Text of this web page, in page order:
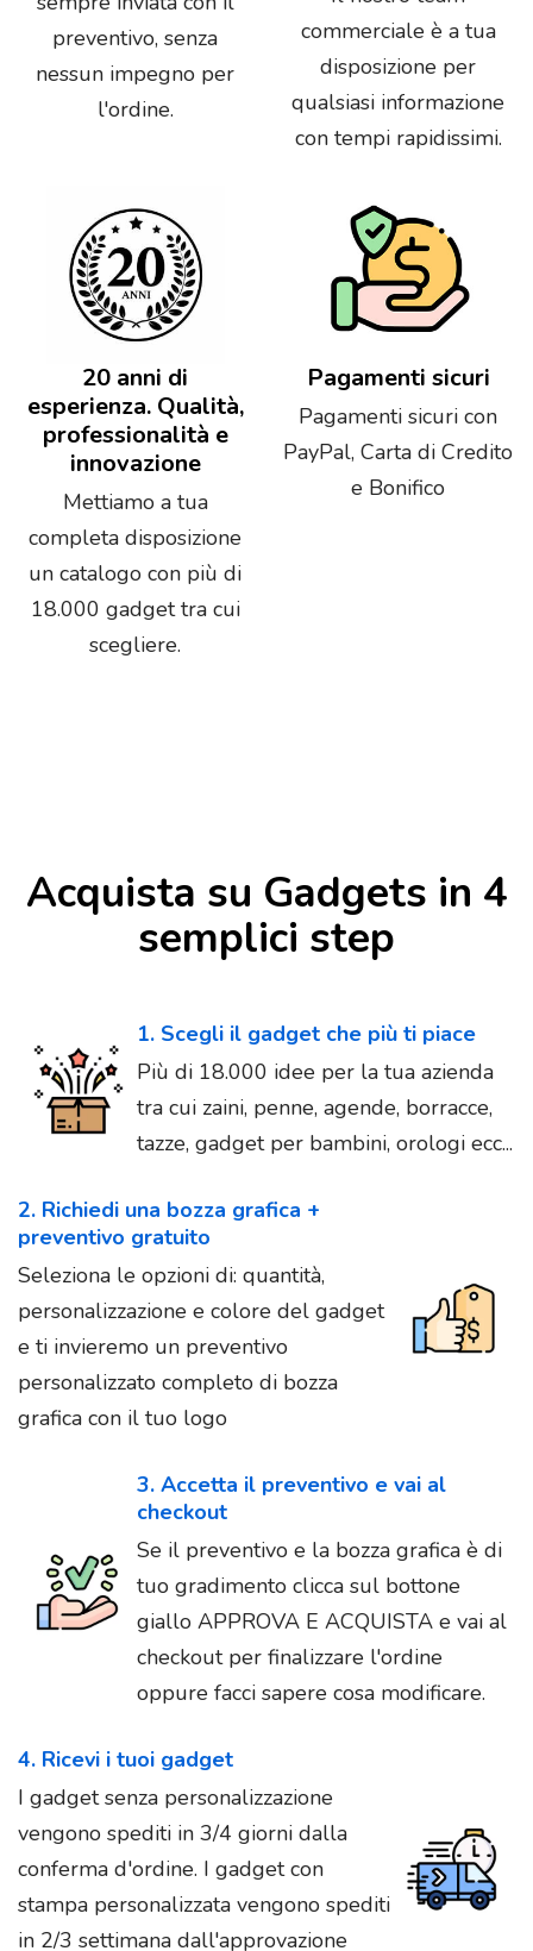
preventivo, senza
nessun impegno per
l'ordine.
commerciale è a tua
disposizione per
qualsiasi informazione
con tempi rapidissimi.
20 anni di
esperienza. Qualità,
professionalità e
innovazione
Mettiamo a tua
completa disposizione
un catalogo con più di
18.000 gadget tra cui
scegliere.
Pagamenti sicuri
Pagamenti sicuri con
PayPal, Carta di Credito
e Bonifico
Acquista su Gadgets in 4
semplici step
1. Scegli il gadget che più ti piace
Più di 18.000 idee per la tua azienda
tra cui zaini, penne, agende, borracce,
tazze, gadget per bambini, orologi ecc...
2. Richiedi una bozza grafica +
preventivo gratuito
Seleziona le opzioni di: quantità,
personalizzazione e colore del gadget
e ti invieremo un preventivo
personalizzato completo di bozza
grafica con il tuo logo
3. Accetta il preventivo e vai al
checkout
Se il preventivo e la bozza grafica è di
tuo gradimento clicca sul bottone
giallo APPROVA E ACQUISTA e vai al
checkout per finalizzare l'ordine
oppure facci sapere cosa modificare.
4. Ricevi i tuoi gadget
I gadget senza personalizzazione
vengono spediti in 3/4 giorni dalla
conferma d'ordine. I gadget con
stampa personalizzata vengono spediti
in 2/3 settimana dall'approvazione